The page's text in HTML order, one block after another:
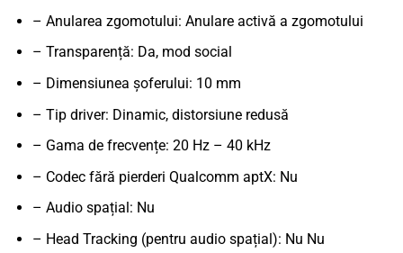
– Anularea zgomotului: Anulare activă a zgomotului
– Transparență: Da, mod social
– Dimensiunea șoferului: 10 mm
– Tip driver: Dinamic, distorsiune redusă
– Gama de frecvențe: 20 Hz – 40 kHz
– Codec fără pierderi Qualcomm aptX: Nu
– Audio spațial: Nu
– Head Tracking (pentru audio spațial): Nu Nu